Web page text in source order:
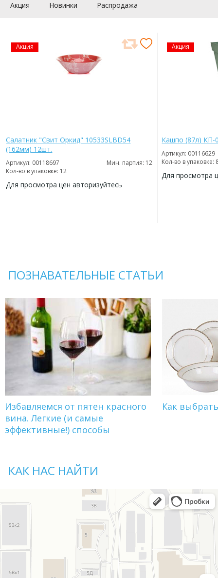
Акция Новинки Распродажа
Акция
Салатник "Свит Оркид" 10533SLBD54
(162мм) 12шт.
Артикул: 00118697
Мин. партия: 12
Кол-во в упаковке: 12
Для просмотра цен авторизуйтесь
Акция
Кашпо (87л) КП-
Артикул: 00116629
Кол-во в упаковке:
Для просмотра
ПОЗНАВАТЕЛЬНЫЕ СТАТЬИ
Избавляемся от пятен красного
вина. Легкие (и самые
эффективные!) способы
Как
КАК НАС НАЙТИ